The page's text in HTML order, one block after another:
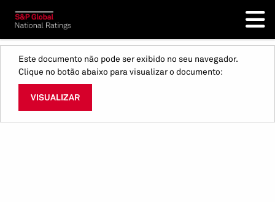
Este documento não pode ser exibido no seu navegador.
Clique no botão abaixo para visualizar o documento:
VISUALIZAR